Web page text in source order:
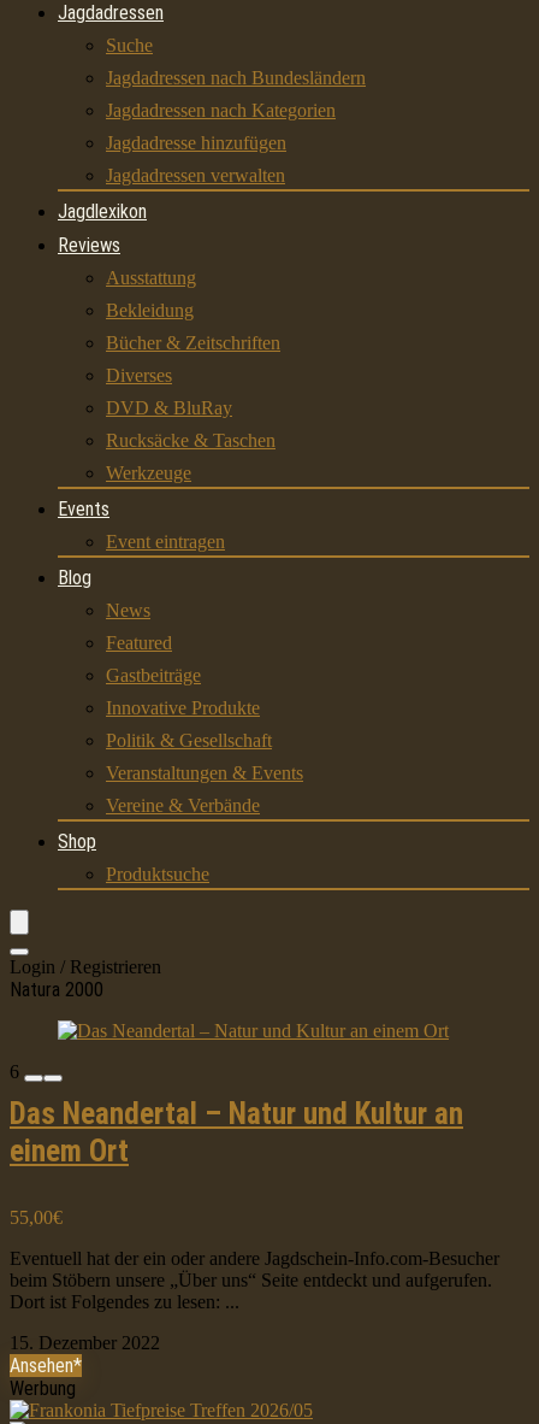
Jagdadressen
Suche
Jagdadressen nach Bundesländern
Jagdadressen nach Kategorien
Jagdadresse hinzufügen
Jagdadressen verwalten
Jagdlexikon
Reviews
Ausstattung
Bekleidung
Bücher & Zeitschriften
Diverses
DVD & BluRay
Rucksäcke & Taschen
Werkzeuge
Events
Event eintragen
Blog
News
Featured
Gastbeiträge
Innovative Produkte
Politik & Gesellschaft
Veranstaltungen & Events
Vereine & Verbände
Shop
Produktsuche
Login / Registrieren
Natura 2000
6
Das Neandertal – Natur und Kultur an
einem Ort
55,00€
Eventuell hat der ein oder andere Jagdschein-Info.com-Besucher
beim Stöbern unsere „Über uns“ Seite entdeckt und aufgerufen.
Dort ist Folgendes zu lesen: ...
15. Dezember 2022
Ansehen*
Werbung